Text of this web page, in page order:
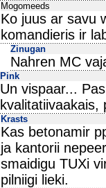
Mogomeeds
Ko juus ar savu
komandieris ir
Zinugan
Nahren MC
Pink
Un vispaar...
Krasts
Kas betonamir
ja kantorii
smaidigu TUXi
pilniigi lieki.